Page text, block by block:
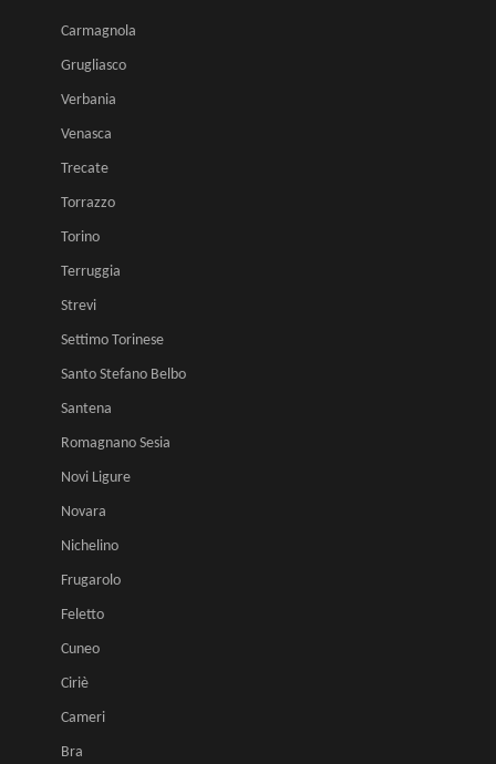
Carmagnola
Grugliasco
Verbania
Venasca
Trecate
Torrazzo
Torino
Terruggia
Strevi
Settimo Torinese
Santo Stefano Belbo
Santena
Romagnano Sesia
Novi Ligure
Novara
Nichelino
Frugarolo
Feletto
Cuneo
Ciriè
Cameri
Bra